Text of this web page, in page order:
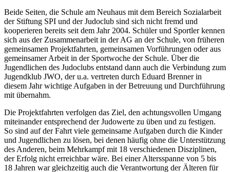
Beide Seiten, die Schule am Neuhaus mit dem Bereich Sozialarbeit
der Stiftung SPI und der Judoclub sind sich nicht fremd und
kooperieren bereits seit dem Jahr 2004. Schüler und Sportler kennen
sich aus der Zusammenarbeit in der AG an der Schule, von früheren
gemeinsamen Projektfahrten, gemeinsamen Vorführungen oder aus
gemeinsamer Arbeit in der Sportwoche der Schule. Über die
Jugendlichen des Judoclubs entstand dann auch die Verbindung zum
Jugendklub JWO, der u.a. vertreten durch Eduard Brenner in
diesem Jahr wichtige Aufgaben in der Betreuung und Durchführung
mit übernahm.
Die Projektfahrten verfolgen das Ziel, den achtungsvollen Umgang
miteinander entsprechend der Judowerte zu üben und zu festigen.
So sind auf der Fahrt viele gemeinsame Aufgaben durch die Kinder
und Jugendlichen zu lösen, bei denen häufig ohne die Unterstützung
des Anderen, beim Mehrkampf mit 18 verschiedenen Disziplinen,
der Erfolg nicht erreichbar wäre. Bei einer Altersspanne von 5 bis
18 Jahren war gleichzeitig auch die Verantwortung der Älteren für